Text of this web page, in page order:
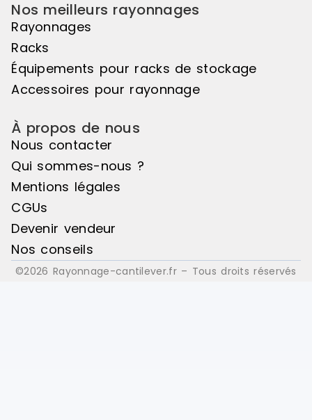
verticaux Bacs euro ou bacs
Nos meilleurs rayonnages
Rayonnages
Racks
Équipements pour racks de stockage
Accessoires pour rayonnage
À propos de nous
Nous contacter
Qui sommes-nous ?
Mentions légales
CGUs
Devenir vendeur
Nos conseils
©2026 Rayonnage-cantilever.fr – Tous droits réservés